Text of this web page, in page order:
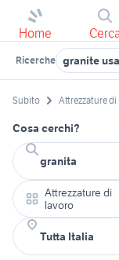
Home
Ricerche granite
Subito Attrezzature
Cosa cerchi?
Attrezzature di
lavoro